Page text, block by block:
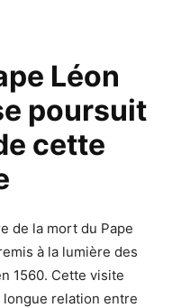
Léon
poursuit
cette
de la mort du Pape
à la lumière des
1560. Cette visite
longue relation entre